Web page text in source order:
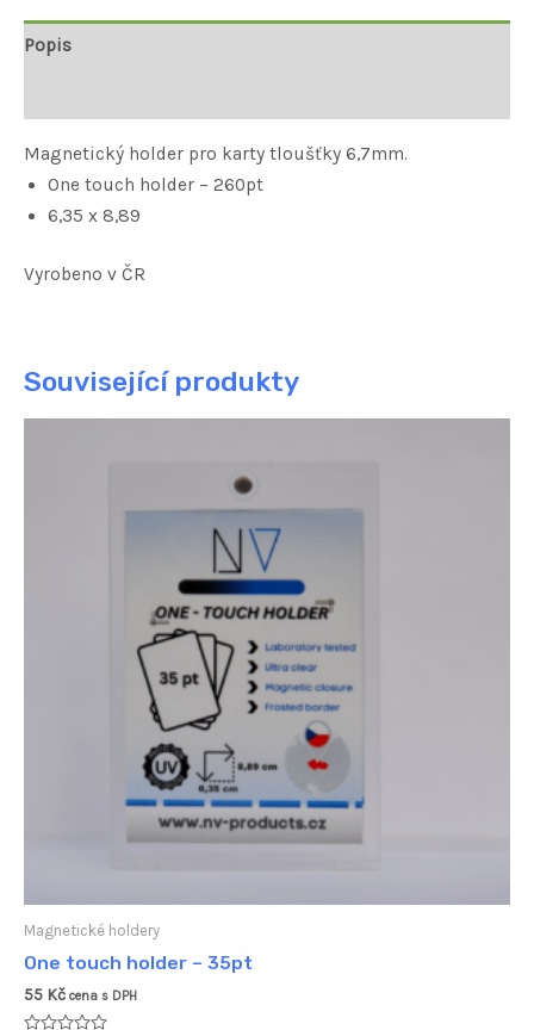
Popis
Magnetický holder pro karty tloušťky 6,7mm.
One touch holder – 260pt
6,35 x 8,89
Vyrobeno v ČR
Související produkty
Magnetické holdery
One touch holder – 35pt
55 Kč cena s DPH